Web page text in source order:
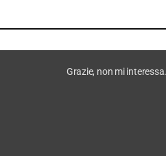
Grazie, non mi interessa.